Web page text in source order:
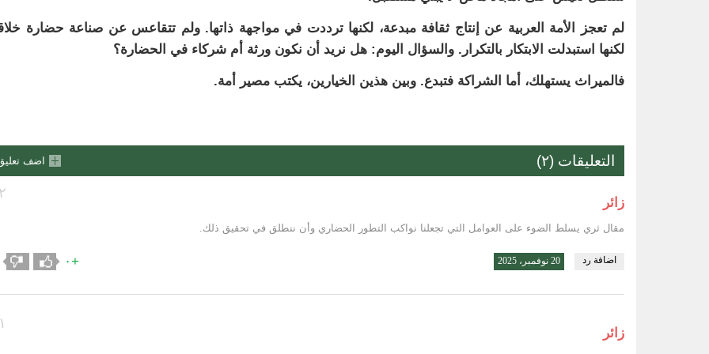
لم تعجز الأمة العربية عن إنتاج ثقافة مبدعة، لكنها ترددت في مواجهة ذاتها. ولم تتقاعس عن صناعة حضارة
لكنها استبدلت الابتكار بالتكرار. والسؤال اليوم: هل نريد أن نكون ورثة أم شركاء في الحضارة؟
فالميراث يستهلك، أما الشراكة فتبدع. وبين هذين الخيارين، يكتب مصير أمة.
التعليقات (٢) اضف
٢
زائر
مقال ثري يسلط الضوء على العوامل التي تجعلنا نواكب التطور الحضاري وأن ننطلق في تحقيق ذلك.
اضافة رد 20 نوفمبر، 2025 +٠
١
زائر